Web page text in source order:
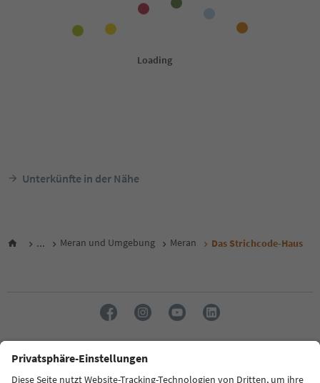
Unterkünfte in der Nähe
... Meran und Umgebung Meran Das Strichcode-Haus
Sprache: Deutsch